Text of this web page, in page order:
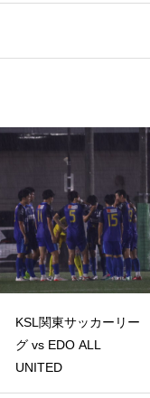
KSL関東サッカーリー
グ vs EDO ALL
UNITED